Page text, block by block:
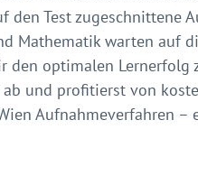
den Test zugeschnittene
Mathematik warten auf
den optimalen Lernerfolg
und profitierst von
Aufnahmeverfahren –